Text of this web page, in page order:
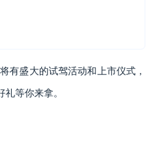
有盛大的试驾活动和上市仪式，
等你来拿。